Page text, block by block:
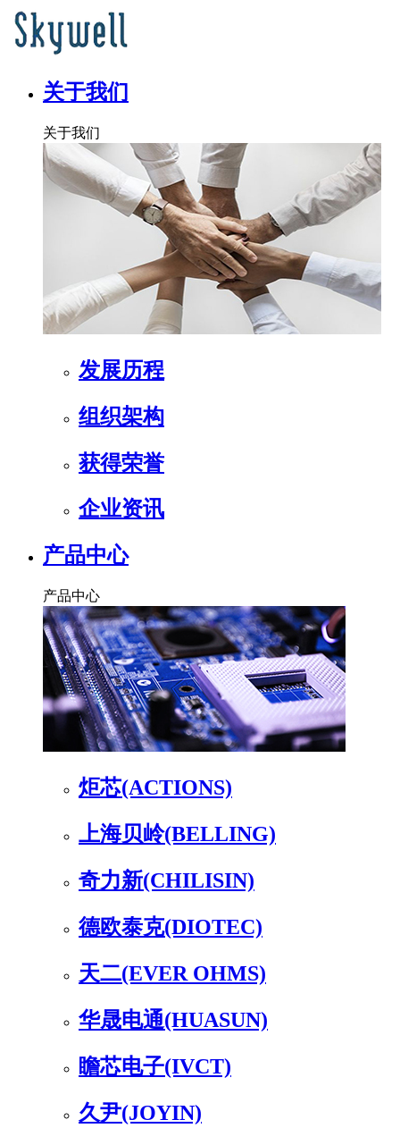
关于我们
关于我们
发展历程
组织架构
获得荣誉
企业资讯
产品中心
产品中心
炬芯(ACTIONS)
上海贝岭(BELLING)
奇力新(CHILISIN)
德欧泰克(DIOTEC)
天二(EVER OHMS)
华晟电通(HUASUN)
瞻芯电子(IVCT)
久尹(JOYIN)